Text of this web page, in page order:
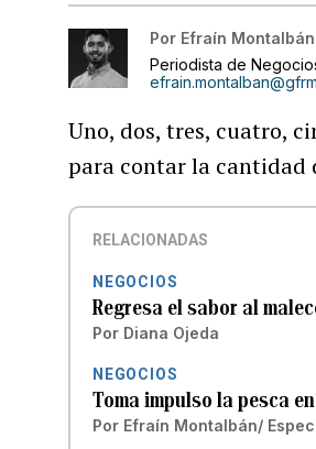
Por Efraín Montalbán
Periodista de
Uno, dos, tres, cuatro,
para contar la cantidad
RELACIONADAS
NEGOCIOS
Regresa el sabor al
Por Diana Ojeda
NEGOCIOS
Toma impulso la pesca
Por Efraín Montalbán/